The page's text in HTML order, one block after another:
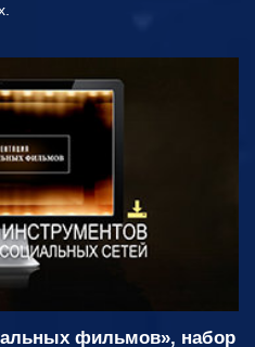
фильмов», набор